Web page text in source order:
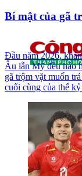
Bí mật của gã
Đầu năm 2026,
Âu lẫn Mỹ đều háo
gã trộm vặt muốn
cuối cùng của thế